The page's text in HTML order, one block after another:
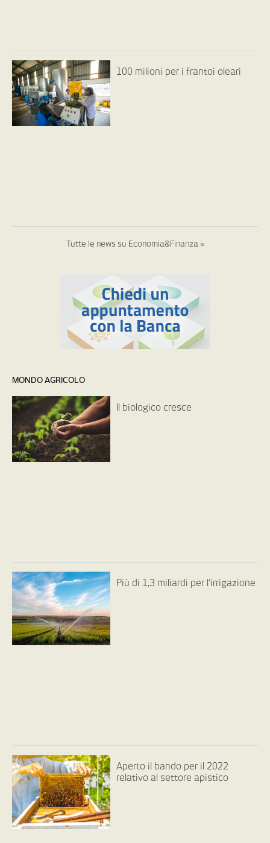
100 milioni per i frantoi oleari
Tutte le news su Economia&Finanza »
MONDO AGRICOLO
Il biologico cresce
Più di 1,3 miliardi per l’irrigazione
Aperto il bando per il 2022
relativo al settore apistico